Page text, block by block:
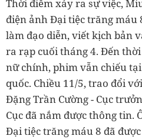
Thời điểm xảy ra sự việc,
điện ảnh Đại tiệc trăng máu
làm đạo diễn, viết kịch bản
ra rạp cuối tháng 4. Đến
nữ chính, phim vẫn chiếu
quốc. Chiều 11/5, trao đổi
Đặng Trần Cường - Cục
Cục đã nắm được thông tin.
Đại tiệc trăng máu 8 đã